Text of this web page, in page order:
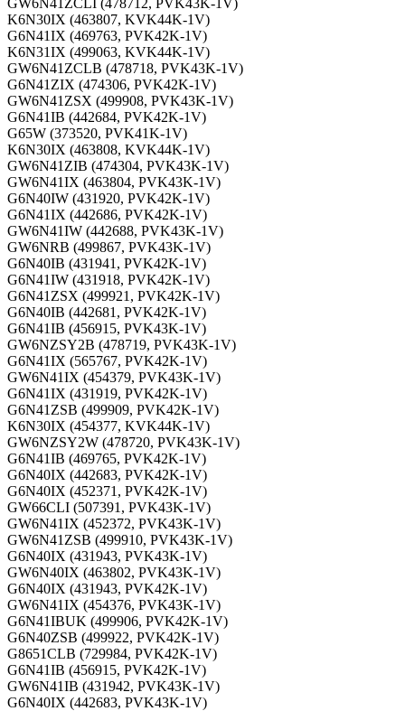
K6N30IX (463807, KVK44K-1V)
G6N41IX (469763, PVK42K-1V)
K6N31IX (499063, KVK44K-1V)
GW6N41ZCLB (478718, PVK43K-1V)
G6N41ZIX (474306, PVK42K-1V)
GW6N41ZSX (499908, PVK43K-1V)
G6N41IB (442684, PVK42K-1V)
G65W (373520, PVK41K-1V)
K6N30IX (463808, KVK44K-1V)
GW6N41ZIB (474304, PVK43K-1V)
GW6N41IX (463804, PVK43K-1V)
G6N40IW (431920, PVK42K-1V)
G6N41IX (442686, PVK42K-1V)
GW6N41IW (442688, PVK43K-1V)
GW6NRB (499867, PVK43K-1V)
G6N40IB (431941, PVK42K-1V)
G6N41IW (431918, PVK42K-1V)
G6N41ZSX (499921, PVK42K-1V)
G6N40IB (442681, PVK42K-1V)
G6N41IB (456915, PVK43K-1V)
GW6NZSY2B (478719, PVK43K-1V)
G6N41IX (565767, PVK42K-1V)
GW6N41IX (454379, PVK43K-1V)
G6N41IX (431919, PVK42K-1V)
G6N41ZSB (499909, PVK42K-1V)
K6N30IX (454377, KVK44K-1V)
GW6NZSY2W (478720, PVK43K-1V)
G6N41IB (469765, PVK42K-1V)
G6N40IX (442683, PVK42K-1V)
G6N40IX (452371, PVK42K-1V)
GW66CLI (507391, PVK43K-1V)
GW6N41IX (452372, PVK43K-1V)
GW6N41ZSB (499910, PVK43K-1V)
G6N40IX (431943, PVK43K-1V)
GW6N40IX (463802, PVK43K-1V)
G6N40IX (431943, PVK42K-1V)
GW6N41IX (454376, PVK43K-1V)
G6N41IBUK (499906, PVK42K-1V)
G6N40ZSB (499922, PVK42K-1V)
G8651CLB (729984, PVK42K-1V)
G6N41IB (456915, PVK42K-1V)
GW6N41IB (431942, PVK43K-1V)
G6N40IX (442683, PVK43K-1V)